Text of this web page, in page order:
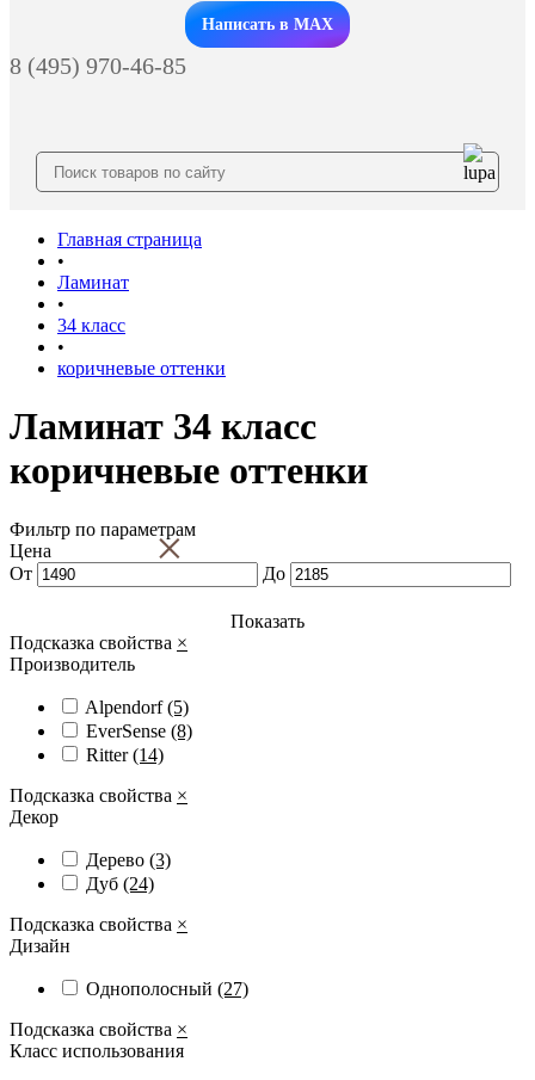
Заказать звонок
Написать в MAX
8 (495) 970-46-85
Главная страница
•
Ламинат
•
34 класс
•
коричневые оттенки
Ламинат 34 класс
коричневые оттенки
Фильтр по параметрам
×
Цена
От
До
Показать
Подсказка свойства ×
Производитель
Alpendorf(5)
EverSense (8)
Ritter(14)
Подсказка свойства ×
Декор
Дерево (3)
Дуб (24)
Подсказка свойства ×
Дизайн
Однополосный (27)
Подсказка свойства ×
Класс использования